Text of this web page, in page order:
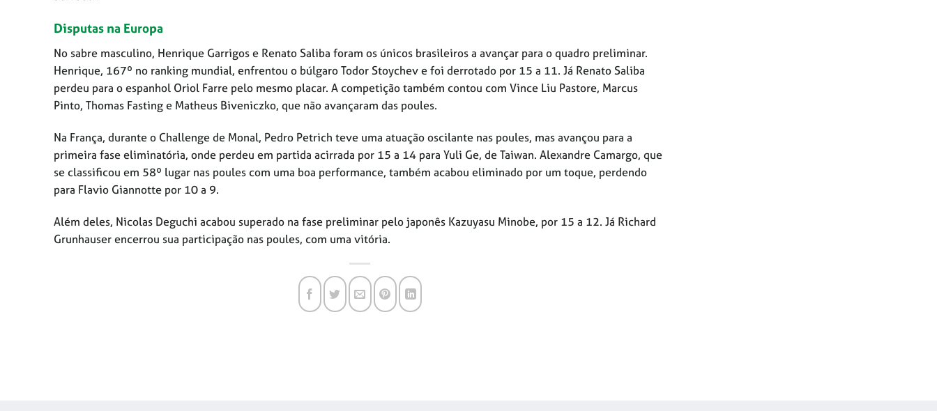
Disputas na Europa
No sabre masculino, Henrique Garrigos e Renato Saliba foram os únicos brasileiros a avançar para o quadro preliminar.
Henrique, 167º no ranking mundial, enfrentou o búlgaro Todor Stoychev e foi derrotado por 15 a 11. Já Renato Saliba
perdeu para o espanhol Oriol Farre pelo mesmo placar. A competição também contou com Vince Liu Pastore, Marcus
Pinto, Thomas Fasting e Matheus Biveniczko, que não avançaram das poules.
Na França, durante o Challenge de Monal, Pedro Petrich teve uma atuação oscilante nas poules, mas avançou para a
primeira fase eliminatória, onde perdeu em partida acirrada por 15 a 14 para Yuli Ge, de Taiwan. Alexandre Camargo, que
se classificou em 58º lugar nas poules com uma boa performance, também acabou eliminado por um toque, perdendo
para Flavio Giannotte por 10 a 9.
Além deles, Nicolas Deguchi acabou superado na fase preliminar pelo japonês Kazuyasu Minobe, por 15 a 12. Já Richard
Grunhauser encerrou sua participação nas poules, com uma vitória.